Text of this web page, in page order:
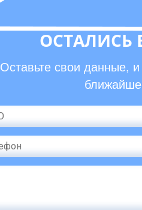
ОСТАЛИСЬ
Оставьте свои данные,